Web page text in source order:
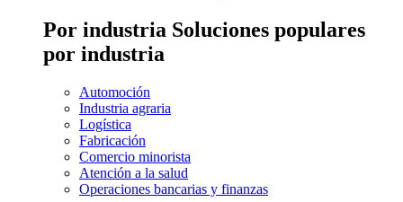
Por industria Soluciones populares
por industria
Automoción
Industria agraria
Logística
Fabricación
Comercio minorista
Atención a la salud
Operaciones bancarias y finanzas